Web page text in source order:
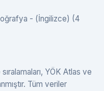
- (İngilizce) (4
YÖK Atlas ve
Tüm veriler